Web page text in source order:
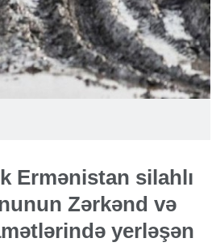
Ermənistan silahlı
Zərkənd və
yerləşən